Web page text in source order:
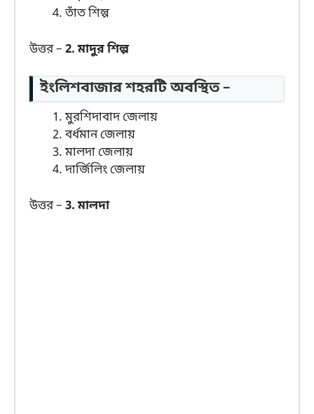
তাঁত শিল্প
উত্তর – 2. মাদুর শিল্প
ইংলিশবাজার শহরটি অবস্থিত –
মুরশিদাবাদ জেলায়
বর্ধমান জেলায়
মালদা জেলায়
দার্জিলিং জেলায়
উত্তর – 3. মালদা